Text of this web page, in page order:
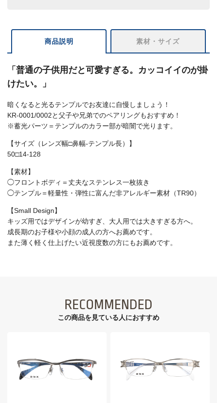
商品説明 素材・サイズ
「普通の子供用だと可愛すぎる。カッコイイのが掛
けたい。」
暗くなると光るテンプルでお友達に自慢しましょう！
KR-0001/0002と父子や兄弟でのペアリングもおすすめ！
※蓄光パーツ＝テンプルのカラー部が暗闇で光ります。
【サイズ（レンズ幅□鼻幅-テンプル長）】
50□14-128
【素材】
◯フロントボディ＝丈夫なステンレス一枚抜き
◯テンプル＝軽量性・弾性に富んだ非アレルギー素材（TR90）
【Small Design】
キッズ用ではデザインが幼すぎ、大人用では大きすぎる方へ。
成長期のお子様や小顔の成人の方へお薦めです。
また薄く軽く仕上げたい近視度数の方にもお薦めです。
RECOMMENDED
この商品を見ている⼈におすすめ